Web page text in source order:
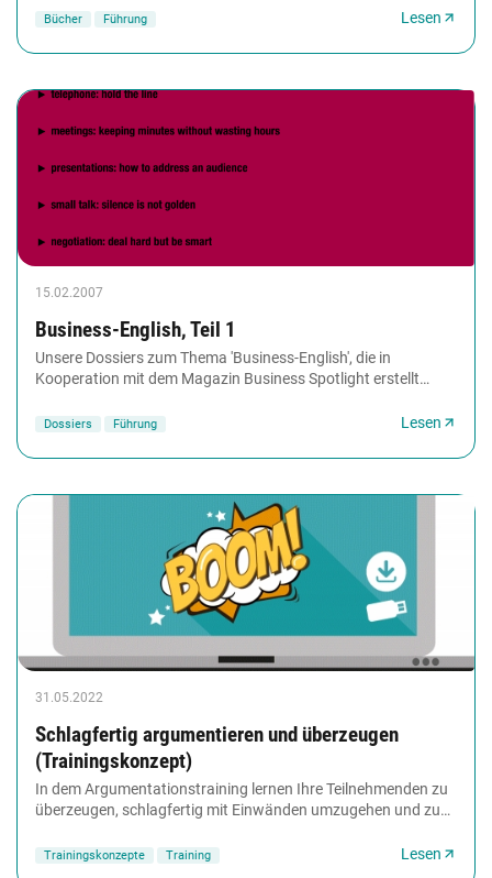
Bücher Führung Lesen
15.02.2007
Business-English, Teil 1
Unsere Dossiers zum Thema 'Business-English', die in
Kooperation mit dem Magazin Business Spotlight erstellt
Dossiers Führung Lesen
31.05.2022
Schlagfertig argumentieren und überzeugen
(Trainingskonzept)
In dem Argumentationstraining lernen Ihre Teilnehmenden zu
überzeugen, schlagfertig mit Einwänden umzugehen und zu
Trainingskonzepte Training Lesen